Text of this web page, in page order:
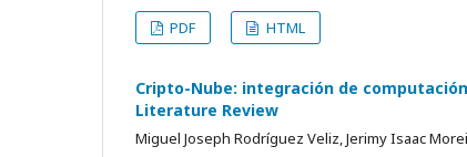
PDF
HTML
Cripto-Nube: integración de
Literature Review
Miguel Joseph Rodríguez Veliz, Jerimy Isaac